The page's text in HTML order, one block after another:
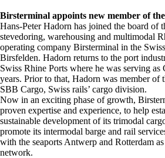
Birsterminal appoints new member of
Hans-Peter Hadorn has joined the board of
stevedoring, warehousing and multimodal
operating company Birsterminal in the
Birsfelden. Hadorn returns to the port
Swiss Rhine Ports where he was serving
years. Prior to that, Hadorn was member of
SBB Cargo, Swiss rails’ cargo division.
Now in an exciting phase of growth,
proven expertise and experience, to help
sustainable development of its trimodal
promote its intermodal barge and rail
with the seaports Antwerp and Rotterdam
network.